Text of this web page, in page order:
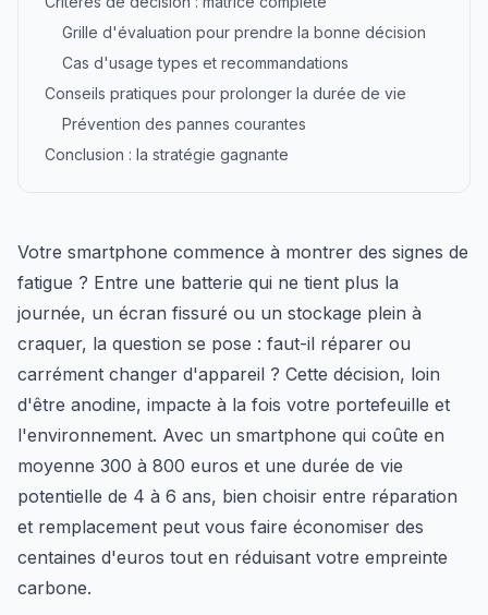
Grille d'évaluation pour prendre la bonne décision
Cas d'usage types et recommandations
Conseils pratiques pour prolonger la durée de vie
Prévention des pannes courantes
Conclusion : la stratégie gagnante
Votre smartphone commence à montrer des signes de
fatigue ? Entre une batterie qui ne tient plus la
journée, un écran fissuré ou un stockage plein à
craquer, la question se pose : faut-il réparer ou
carrément changer d'appareil ? Cette décision, loin
d'être anodine, impacte à la fois votre portefeuille et
l'environnement. Avec un smartphone qui coûte en
moyenne 300 à 800 euros et une durée de vie
potentielle de 4 à 6 ans, bien choisir entre réparation
et remplacement peut vous faire économiser des
centaines d'euros tout en réduisant votre empreinte
carbone.